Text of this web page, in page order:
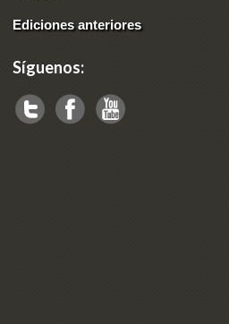
Ediciones anteriores
Síguenos: